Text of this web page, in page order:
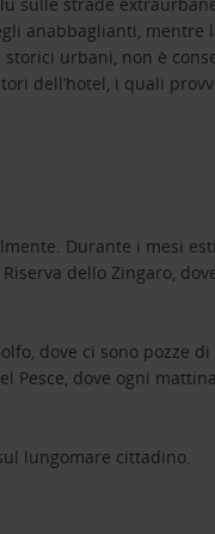
mentre
urbani, non è
dell’hotel, i quali
Durante i mesi
dello Zingaro,
dove ci sono pozze
dove ogni
lungomare cittadino.